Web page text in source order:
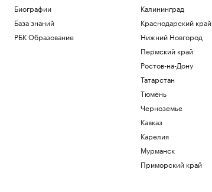
Биографии
База знаний
РБК Образование
Калининград
Краснодарский край
Нижний Новгород
Пермский край
Ростов-на-Дону
Татарстан
Тюмень
Черноземье
Кавказ
Карелия
Мурманск
Приморский край